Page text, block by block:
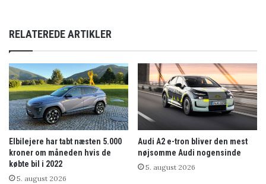
RELATEREDE ARTIKLER
Elbilejere har tabt næsten 5.000
kroner om måneden hvis de
købte bil i 2022
5. august 2026
Audi A2 e-tron bliver den mest
nøjsomme Audi nogensinde
5. august 2026